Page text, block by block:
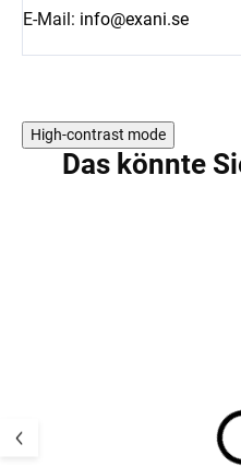
E-Mail: info@exani.se
High-contrast mode
Das könnte